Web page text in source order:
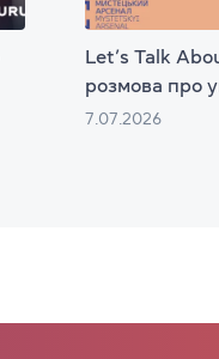
Let’s Talk
розмова про
7.07.2026